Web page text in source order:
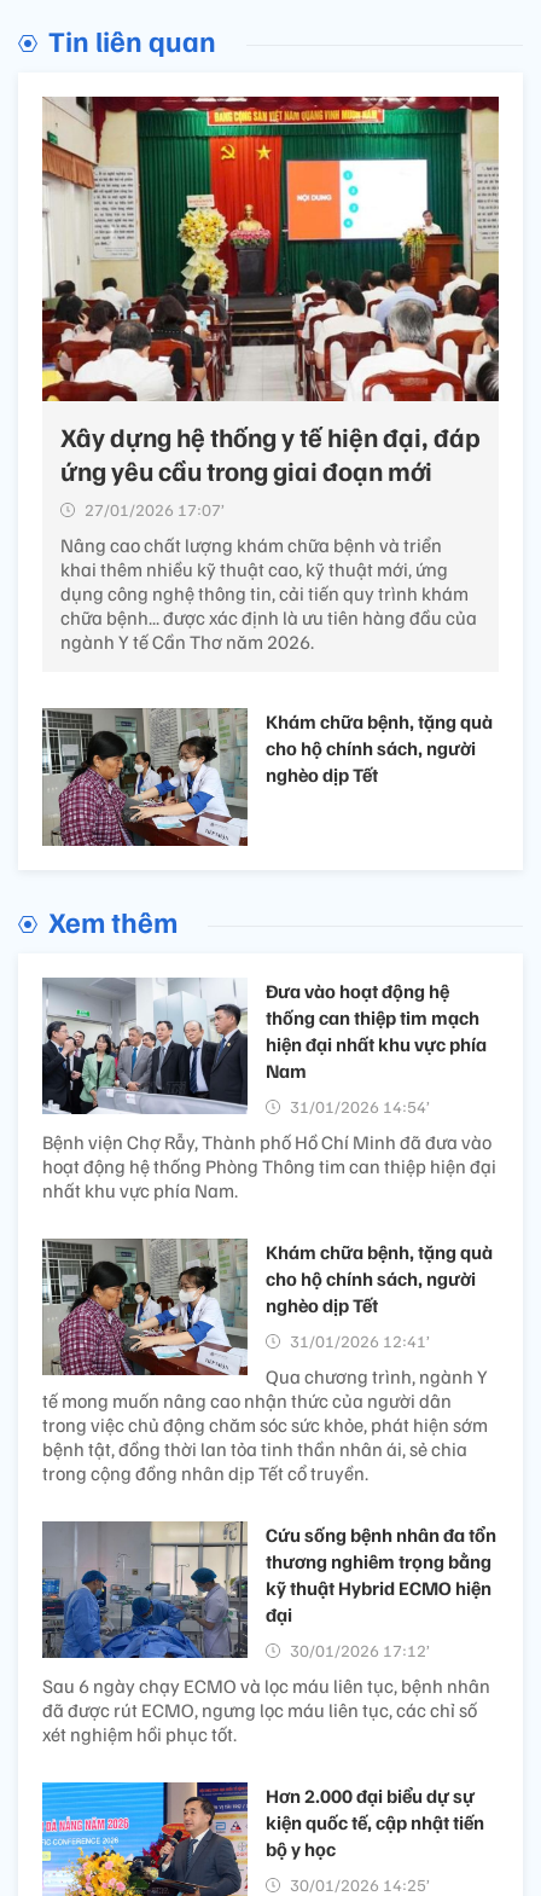
Tin liên quan
Xây dựng hệ thống y tế hiện đại, đáp
ứng yêu cầu trong giai đoạn mới
27/01/2026 17:07’
Nâng cao chất lượng khám chữa bệnh và triển
khai thêm nhiều kỹ thuật cao, kỹ thuật mới, ứng
dụng công nghệ thông tin, cải tiến quy trình khám
chữa bệnh... được xác định là ưu tiên hàng đầu của
ngành Y tế Cần Thơ năm 2026.
Khám chữa bệnh, tặng quà
cho hộ chính sách, người
nghèo dịp Tết
Xem thêm
Đưa vào hoạt động hệ
thống can thiệp tim mạch
hiện đại nhất khu vực phía
Nam
31/01/2026 14:54’
Bệnh viện Chợ Rẫy, Thành phố Hồ Chí Minh đã đưa vào
hoạt động hệ thống Phòng Thông tim can thiệp hiện đại
nhất khu vực phía Nam.
Khám chữa bệnh, tặng quà
cho hộ chính sách, người
nghèo dịp Tết
31/01/2026 12:41’
Qua chương trình, ngành Y
tế mong muốn nâng cao nhận thức của người dân
trong việc chủ động chăm sóc sức khỏe, phát hiện sớm
bệnh tật, đồng thời lan tỏa tinh thần nhân ái, sẻ chia
trong cộng đồng nhân dịp Tết cổ truyền.
Cứu sống bệnh nhân đa tổn
thương nghiêm trọng bằng
kỹ thuật Hybrid ECMO hiện
đại
30/01/2026 17:12’
Sau 6 ngày chạy ECMO và lọc máu liên tục, bệnh nhân
đã được rút ECMO, ngưng lọc máu liên tục, các chỉ số
xét nghiệm hồi phục tốt.
Hơn 2.000 đại biểu dự sự
kiện quốc tế, cập nhật tiến
bộ y học
30/01/2026 14:25’